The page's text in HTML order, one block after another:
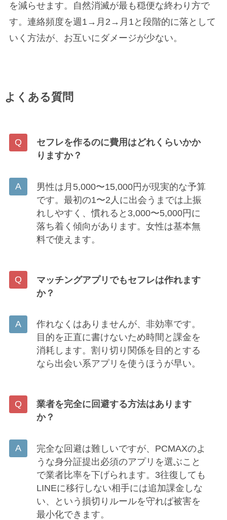
を減らせます。自然消滅が最も穏便な終わり方で
す。連絡頻度を週1→月2→月1と段階的に落として
いく方法が、お互いにダメージが少ない。
よくある質問
セフレを作るのに費用はどれくらいかか
りますか？
男性は月5,000〜15,000円が現実的な予算
です。最初の1〜2人に出会うまでは上振
れしやすく、慣れると3,000〜5,000円に
落ち着く傾向があります。女性は基本無
料で使えます。
マッチングアプリでもセフレは作れます
か？
作れなくはありませんが、非効率です。
目的を正直に書けないため時間と課金を
消耗します。割り切り関係を目的とする
なら出会い系アプリを使うほうが早い。
業者を完全に回避する方法はあります
か？
完全な回避は難しいですが、PCMAXのよ
うな身分証提出必須のアプリを選ぶこと
で業者比率を下げられます。3往復しても
LINEに移行しない相手には追加課金しな
い、という損切りルールを守れば被害を
最小化できます。